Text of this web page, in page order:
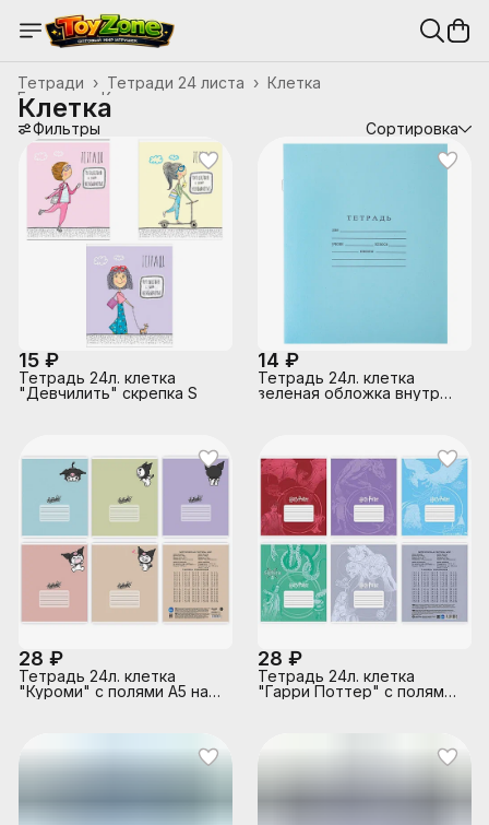
Клетка
Тетради 24 листа ›
Тетради ›
Канцтовары, школьные принадлежности
Главная
Клетка
Фильтры Сортировка
15 ₽
Тетрадь 24л. клетка
"Девчилить" скрепка S
14 ₽
Тетрадь 24л. клетка
зеленая обложка внутр
28 ₽
Тетрадь 24л. клетка
"Куроми" с полями А5 на
28 ₽
Тетрадь 24л. клетка
"Гарри Поттер" с полями